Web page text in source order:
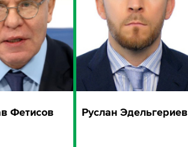
Фетисов Руслан Эдельгериев